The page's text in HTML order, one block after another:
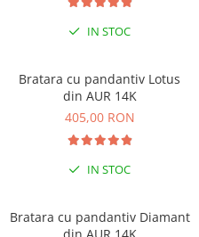
IN STOC
Bratara cu pandantiv Lotus
din AUR 14K
405,00 RON
IN STOC
Bratara cu pandantiv Diamant